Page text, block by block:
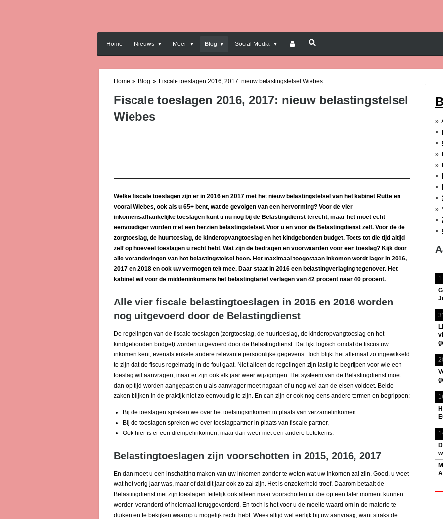
Home Nieuws Meer Blog Social Media
Home » Blog » Fiscale toeslagen 2016, 2017: nieuw belastingstelsel Wiebes
Fiscale toeslagen 2016, 2017: nieuw belastingstelsel
Wiebes
Welke fiscale toeslagen zijn er in 2016 en 2017 met het nieuw belastingstelsel van het kabinet Rutte en
vooral Wiebes, ook als u 65+ bent, wat de gevolgen van een hervorming? Voor de vier
inkomensafhankelijke toeslagen kunt u nu nog bij de Belastingdienst terecht, maar het moet echt
eenvoudiger worden met een herzien belastingstelsel. Voor u en voor de Belastingdienst zelf. Voor de de
zorgtoeslag, de huurtoeslag, de kinderopvangtoeslag en het kindgebonden budget. Toets tot die tijd altijd
zelf op hoeveel toeslagen u recht hebt. Wat zijn de bedragen en voorwaarden voor een toeslag? Kijk door
alle veranderingen van het belastingstelsel heen. Het maximaal toegestaan inkomen wordt lager in 2016,
2017 en 2018 en ook uw vermogen telt mee. Daar staat in 2016 een belastingverlaging tegenover. Het
kabinet wil voor de middeninkomens het belastingtarief verlagen van 42 procent naar 40 procent.
Alle vier fiscale belastingtoeslagen in 2015 en 2016 worden
nog uitgevoerd door de Belastingdienst
De regelingen van de fiscale toeslagen (zorgtoeslag, de huurtoeslag, de kinderopvangtoeslag en het
kindgebonden budget) worden uitgevoerd door de Belastingdienst. Dat lijkt logisch omdat de fiscus uw
inkomen kent, evenals enkele andere relevante persoonlijke gegevens. Toch blijkt het allemaal zo ingewikkeld
te zijn dat de fiscus regelmatig in de fout gaat. Niet alleen de regelingen zijn lastig te begrijpen voor wie een
toeslag wil aanvragen, maar er zijn ook elk jaar weer wijzigingen. Het systeem van de Belastingdienst moet
dan op tijd worden aangepast en u als aanvrager moet nagaan of u nog wel aan de eisen voldoet. Beide
zaken blijken in de praktijk niet zo eenvoudig te zijn. En dan zijn er ook nog eens andere termen en begrippen:
Bij de toeslagen spreken we over het toetsingsinkomen in plaats van verzamelinkomen.
Bij de toeslagen spreken we over toeslagpartner in plaats van fiscale partner,
Ook hier is er een drempelinkomen, maar dan weer met een andere betekenis.
Belastingtoeslagen zijn voorschotten in 2015, 2016, 2017
En dan moet u een inschatting maken van uw inkomen zonder te weten wat uw inkomen zal zijn. Goed, u weet
wat het vorig jaar was, maar of dat dit jaar ook zo zal zijn. Het is onzekerheid troef. Daarom betaalt de
Belastingdienst met zijn toeslagen feitelijk ook alleen maar voorschotten uit die op een later moment kunnen
worden veranderd of helemaal teruggevorderd. En toch is het voor u de moeite waard om in de materie te
duiken en te bekijken waarop u mogelijk recht hebt. Wees altijd wel eerlijk bij uw aanvraag, want straks de
1